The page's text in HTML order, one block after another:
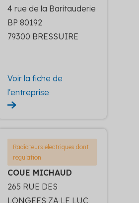
4 rue de la Baritauderie
BP 80192
79300 BRESSUIRE
Voir la fiche de
l'entreprise
Radiateurs electriques dont
regulation
COUE MICHAUD
265 RUE DES
LONGEES ZA LE LUC